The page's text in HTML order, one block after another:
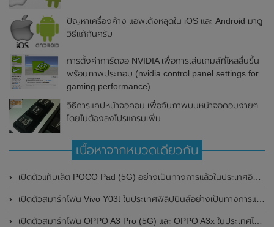
ปัญหาเครื่องค้าง แอพเด้งหลุดใน iOS และ Android มาดู
วิธีแก้กันครับ
การตั้งค่าการ์ดจอ NVIDIA เพื่อการเล่นเกมส์ที่ไหลลื่นขึ้น
พร้อมภาพประกอบ (nvidia control panel settings for
gaming performance)
วิธีการแคปหน้าจอคอม เพื่อจับภาพบนหน้าจอคอมง่ายๆ
โดยไม่ต้องลงโปรแกรมเพิ่ม
เนื้อหาจากหมวดเดียวกัน
เปิดตัวแท็บเล็ต POCO Pad (5G) อย่างเป็นทางการแล้วในประเทศอินเดีย มาพร้อมชิปเซ็ต Snapdragon 7s Gen 2 ของ Qualcomm และรองรับเครือข่าย 5G
เปิดตัวสมาร์ทโฟน Vivo Y03t ในประเทศฟิลิปปินส์อย่างเป็นทางการแล้ว มาพร้อมชิปเซ็ต Unisoc T612 , กล้องหลัง ความละเอียด 13MP , แบตเตอรี่ 5,000mAh และหน้าจอแสดงผล LCD / 90Hz
เปิดตัวสมาร์ทโฟน OPPO A3 Pro (5G) และ OPPO A3x ในประเทศไทยอย่างเป็นทางการแล้ว ในราคาเริ่มต้นเพียง 3,999 บาท